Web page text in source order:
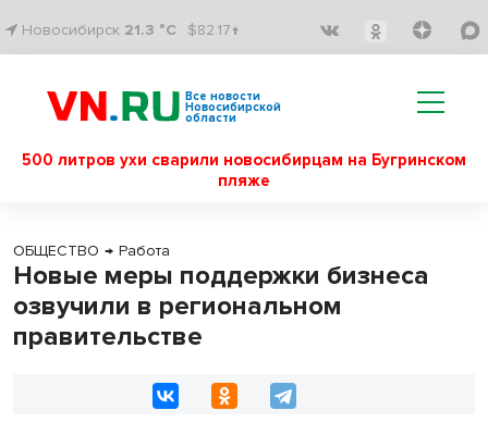
Новосибирск 21.3 °C $82.17↑
Все новости
Новосибирской
области
500 литров ухи сварили новосибирцам на Бугринском
пляже
ОБЩЕСТВО → Работа
Новые меры поддержки бизнеса
озвучили в региональном
правительстве